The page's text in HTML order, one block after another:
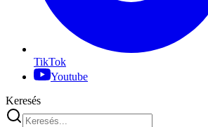
TikTok
Youtube
Keresés